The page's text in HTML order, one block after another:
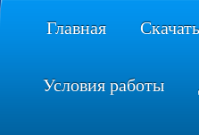
Главная
Условия работы